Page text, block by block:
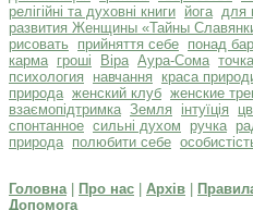
релігійні та духовні книги йога для
развития Женщины «Тайны
рисовать
прийняття себе понад
карма гроші Віра Аура-Сома
психология
навчання краса
природа женский клуб женские
взаємопідтримка Земля інтуїція
спонтанное сильні духом ручка
природа полюбити себе
Головна | Про нас | Архів |
Допомога